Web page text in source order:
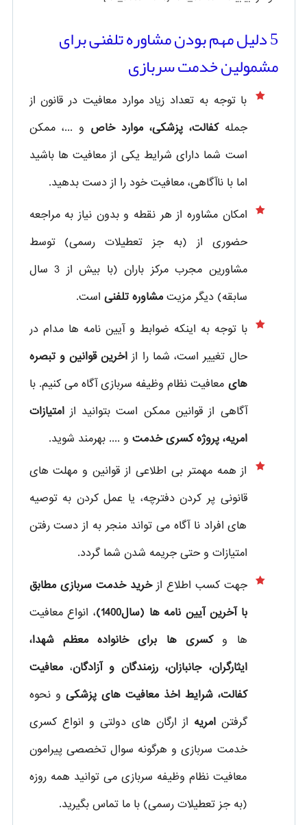
5 دلیل مهم بودن مشاوره تلفنی برای
مشمولین خدمت سربازی
با توجه به تعداد زیاد موارد معافیت در قانون از
جملهکفالت، پزشکی، موارد خاص و ...، ممکن
است شما دارای شرایط یکی از معافیت ها باشید
اما با ناآگاهی، معافیت خود را از دست بدهید.
امکان مشاوره از هر نقطه و بدون نیاز به مراجعه
حضوری از
(به جز تعطیلات رسمی) توسط
مشاورین مجرب مرکز باران (با بیش از 3 سال
سابقه) دیگر مزیتمشاوره تلفنی است.
با توجه به اینکه ضوابط و آیین نامه ها مدام در
حال تغییر است، شما را از اخرین قوانین و تبصره
های معافیت نظام وظیفه سربازی آگاه می کنیم. با
آگاهی از قوانین ممکن است بتوانید از امتیازات
امریه، پروژه کسری خدمت و .... بهرمند شوید.
از همه مهمتر بی اطلاعی از قوانین و مهلت های
قانونی پر کردن دفترچه، یا عمل کردن به توصیه
های افراد نا آگاه می تواند منجر به از دست رفتن
امتیازات و حتی جریمه شدن شما گردد.
جهت کسب اطلاع از خرید خدمت سربازی مطابق
با آخرین آیین نامه ها (سال1400)
، انواع معافیت
ها و کسری ها برای خانواده معظم شهدا،
ایثارگران، جانبازان، رزمندگان و آزادگان،معافیت
کفالت، شرایط اخذ معافیت های پزشکی و نحوه
گرفتنامریه از ارگان های دولتی و انواع کسری
خدمت سربازی و هرگونه سوال تخصصی پیرامون
معافیت نظام وظیفه سربازی می توانید همه روزه
(به جز تعطیلات رسمی) با ما تماس بگیرید.